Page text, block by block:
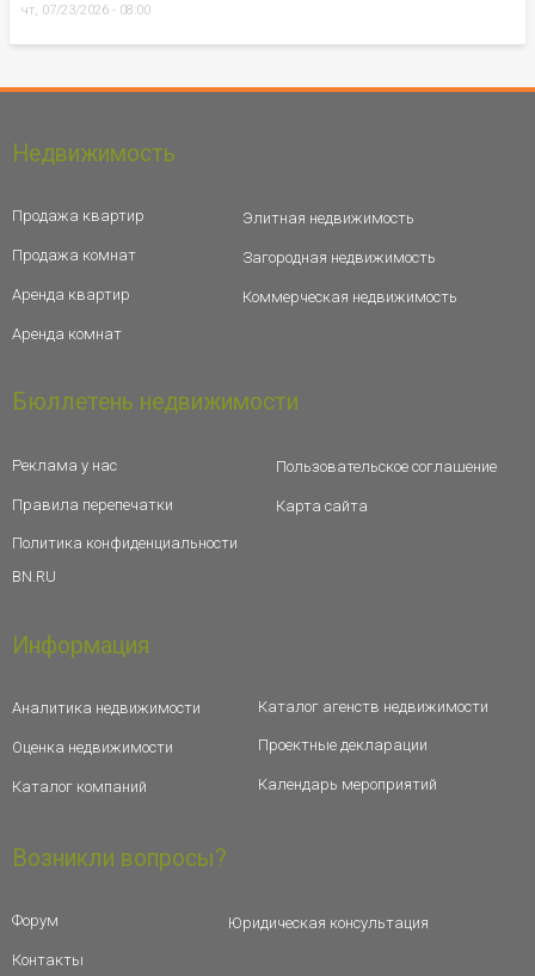
чт, 07/23/2026 - 08:00
Недвижимость
Продажа квартир
Продажа комнат
Аренда квартир
Аренда комнат
Элитная недвижимость
Загородная недвижимость
Коммерческая недвижимость
Бюллетень недвижимости
Реклама у нас
Правила перепечатки
Политика конфиденциальности
BN.RU
Пользовательское соглашение
Карта сайта
Информация
Аналитика недвижимости
Оценка недвижимости
Каталог компаний
Каталог агенств недвижимости
Проектные декларации
Календарь мероприятий
Возникли вопросы?
Форум
Контакты
Юридическая консультация